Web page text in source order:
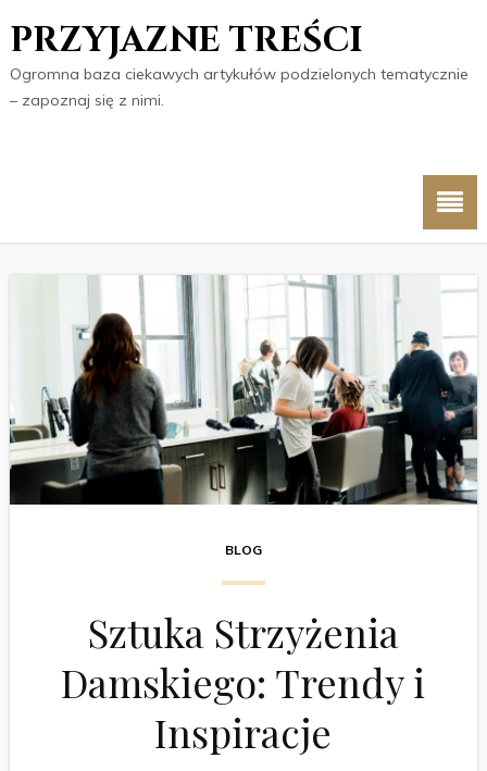
PRZYJAZNE TREŚCI
Ogromna baza ciekawych artykułów podzielonych tematycznie
– zapoznaj się z nimi.
BLOG
Sztuka Strzyżenia
Damskiego: Trendy i
Inspiracje